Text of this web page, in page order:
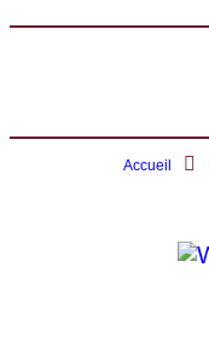
Accueil